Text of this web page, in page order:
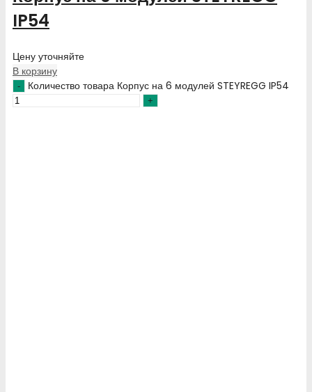
IP54
Цену уточняйте
В корзину
Количество товара Корпус на 6 модулей STEYREGG IP54